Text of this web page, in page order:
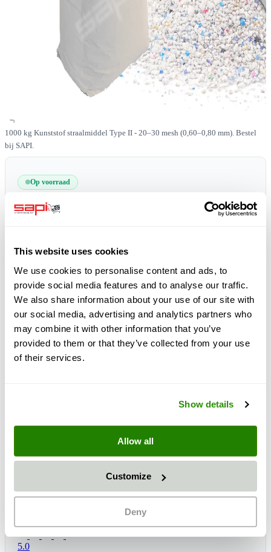
This website uses cookies
We use cookies to personalise content and ads, to
provide social media features and to analyse our traffic.
We also share information about your use of our site with
our social media, advertising and analytics partners who
may combine it with other information that you’ve
provided to them or that they’ve collected from your use
of their services.
Show details
Allow all
Customize
Deny
1000 kg Kunststof straalmiddel Type II - 20–30 mesh (0,60–0,80 mm). Bestel
bij SAPI.
Op voorraad
SKU 0519-PLAST-II-20-30-1000
plus 19% BTW
Lieferzeit: 1 - 3 dagen
Verwachte levering: do, 13 aug
5.0